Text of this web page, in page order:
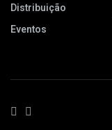
Distribuição
Eventos